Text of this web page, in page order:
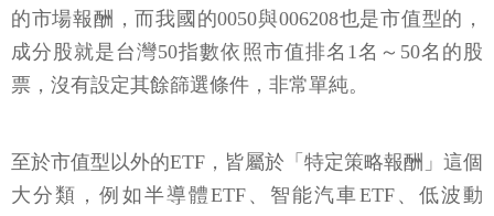
的市場報酬，而我國的0050與006208也是市值型的，
成分股就是台灣50指數依照市值排名1名～50名的股
票，沒有設定其餘篩選條件，非常單純。
至於市值型以外的ETF，皆屬於「特定策略報酬」這個
大分類，例如半導體ETF、智能汽車ETF、低波動